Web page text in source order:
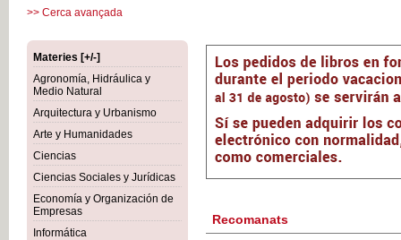
>> Cerca avançada
Materies [+/-]
Agronomía, Hidráulica y
Medio Natural
Arquitectura y Urbanismo
Arte y Humanidades
Ciencias
Ciencias Sociales y Jurídicas
Economía y Organización de
Empresas
Informática
Recomanats